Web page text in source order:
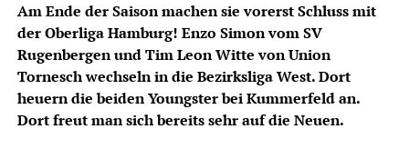
Am Ende der Saison machen sie vorerst Schluss mit
der Oberliga Hamburg! Enzo Simon vom SV
Rugenbergen und Tim Leon Witte von Union
Tornesch wechseln in die Bezirksliga West. Dort
heuern die beiden Youngster bei Kummerfeld an.
Dort freut man sich bereits sehr auf die Neuen.